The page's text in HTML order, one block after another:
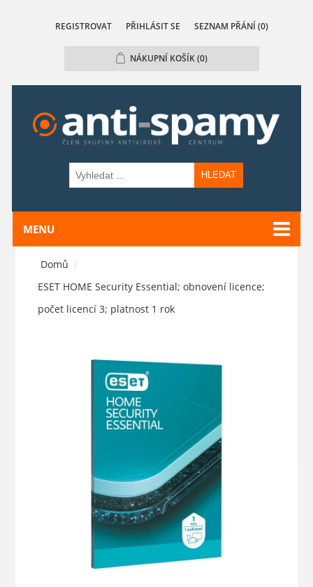
REGISTROVAT PŘIHLÁSIT SE SEZNAM PŘÁNÍ (0)
NÁKUPNÍ KOŠÍK(0)
HLEDAT
MENU
Domů /
ESET HOME Security Essential; obnovení licence;
počet licencí 3; platnost 1 rok